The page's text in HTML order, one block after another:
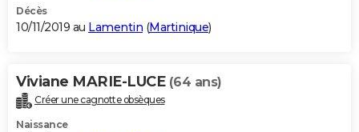
Décès
10/11/2019 au Lamentin (Martinique)
Viviane MARIE-LUCE (64 ans)
Créer une cagnotte obsèques
Naissance